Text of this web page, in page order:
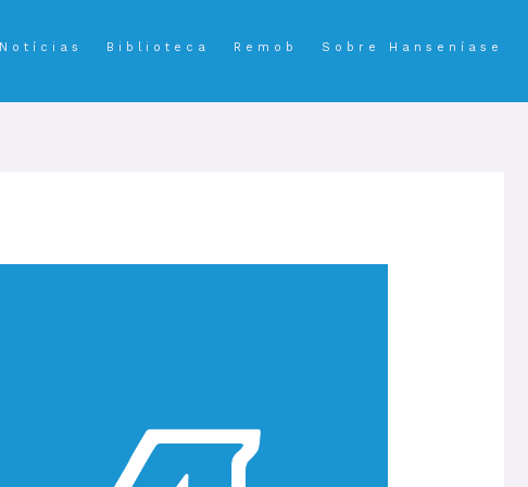
Notícias Biblioteca Remob Sobre Hanseníase